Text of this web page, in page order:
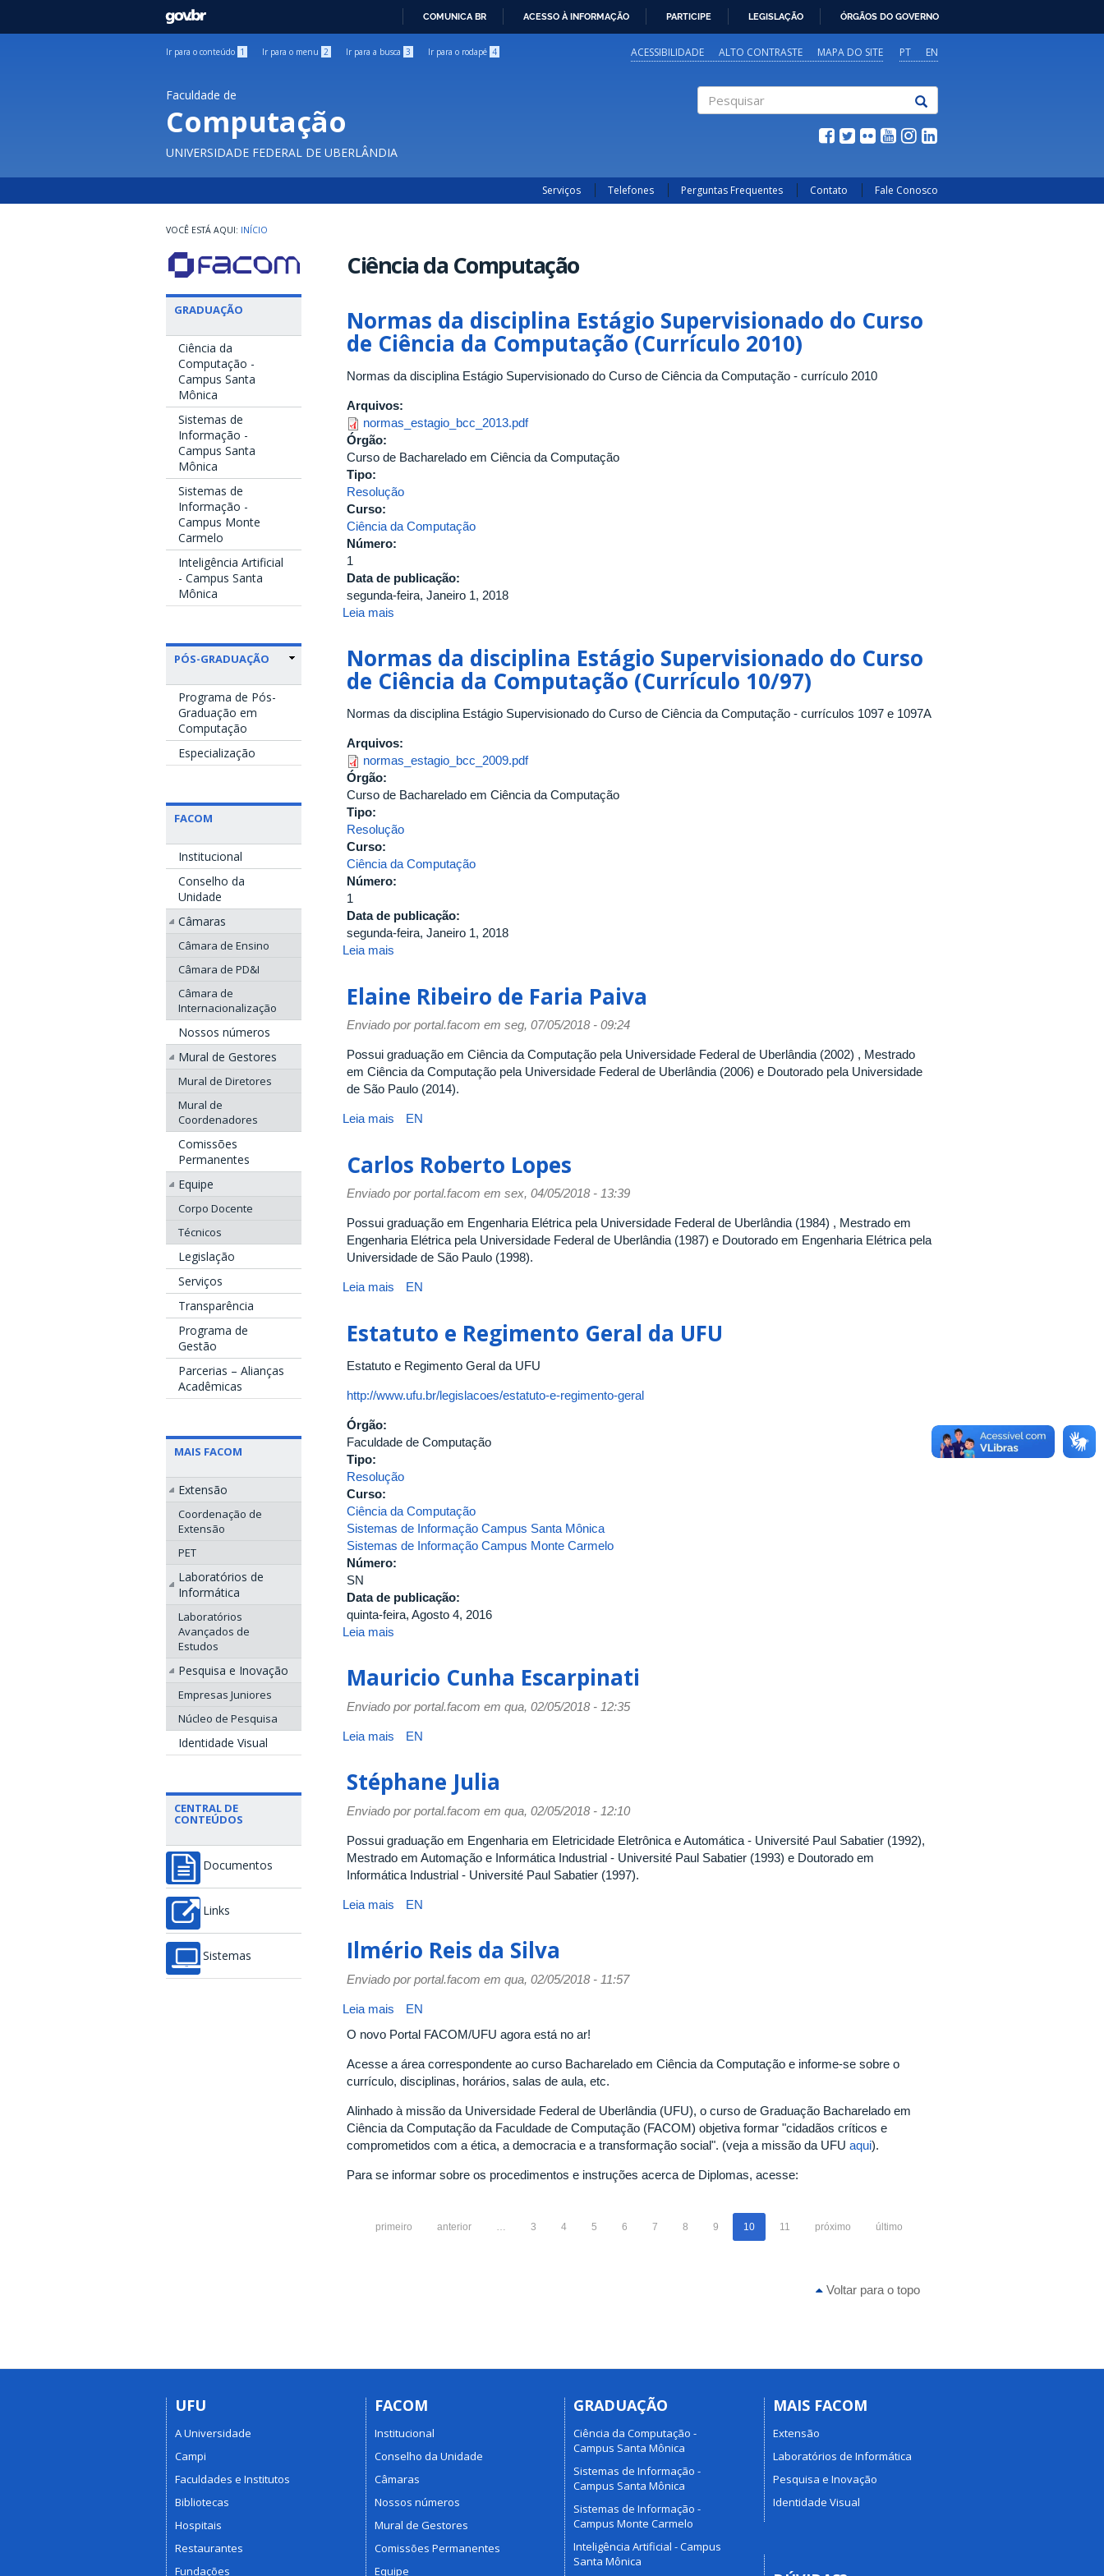
GOVBR
COMUNICA BR ACESSO À INFORMAÇÃO PARTICIPE LEGISLAÇÃO ÓRGÃOS DO GOVERNO
Ir para o conteúdo 1 Ir para o menu 2 Ir para a busca 3 Ir para o rodapé 4 PT EN
ACESSIBILIDADE ALTO CONTRASTE MAPA DO SITE
Faculdade de
Computação
UNIVERSIDADE FEDERAL DE UBERLÂNDIA
Serviços Telefones Perguntas Frequentes Contato Fale Conosco
INÍCIO
GRADUAÇÃO
Ciência da
Computação -
Campus Santa
Mônica
Sistemas de
Informação -
Campus Santa
Mônica
Sistemas de
Informação -
Campus Monte
Carmelo
Inteligência Artificial
- Campus Santa
Mônica
PÓS-GRADUAÇÃO
Programa de Pós-
Graduação em
Computação
Especialização
FACOM
Institucional
Conselho da
Unidade
Câmaras
Câmara de Ensino
Câmara de PD&I
Câmara de
Internacionalização
Nossos números
Mural de Gestores
Mural de Diretores
Mural de
Coordenadores
Comissões
Permanentes
Equipe
Corpo Docente
Técnicos
Legislação
Serviços
Transparência
Programa de
Gestão
Parcerias – Alianças
Acadêmicas
MAIS FACOM
Extensão
Coordenação de
Extensão
PET
Laboratórios de
Informática
Laboratórios
Avançados de
Estudos
Pesquisa e Inovação
Empresas Juniores
Núcleo de Pesquisa
Identidade Visual
CENTRAL DE
CONTEÚDOS
Documentos
Links
Sistemas
Ciência da Computação
Normas da disciplina Estágio Supervisionado do Curso
de Ciência da Computação (Currículo 2010)
Normas da disciplina Estágio Supervisionado do Curso de Ciência da Computação - currículo 2010
Arquivos:
normas_estagio_bcc_2013.pdf
Órgão:
Curso de Bacharelado em Ciência da Computação
Tipo:
Resolução
Curso:
Ciência da Computação
Número:
1
Data de publicação:
segunda-feira, Janeiro 1, 2018
Leia mais
disciplina
Estágio
do
de
Ciência
Computação
2010)
Normas da disciplina Estágio Supervisionado do Curso
de Ciência da Computação (Currículo 10/97)
Normas da disciplina Estágio Supervisionado do Curso de Ciência da Computação - currículos 1097 e 1097A
Arquivos:
normas_estagio_bcc_2009.pdf
Órgão:
Curso de Bacharelado em Ciência da Computação
Tipo:
Resolução
Curso:
Ciência da Computação
Número:
1
Data de publicação:
segunda-feira, Janeiro 1, 2018
Leia mais
disciplina
Estágio
Supervisionado
do
Curso
de
da
(Currículo
10/97)
Elaine Ribeiro de Faria Paiva
Enviado porportal.facom em seg, 07/05/2018 - 09:24
Possui graduação em Ciência da Computação pela Universidade Federal de Uberlândia (2002) , Mestrado
em Ciência da Computação pela Universidade Federal de Uberlândia (2006) e Doutorado pela Universidade
de São Paulo (2014).
Leia mais sobre
de
Paiva
EN
Carlos Roberto Lopes
Enviado porportal.facom em sex, 04/05/2018 - 13:39
Possui graduação em Engenharia Elétrica pela Universidade Federal de Uberlândia (1984) , Mestrado em
Engenharia Elétrica pela Universidade Federal de Uberlândia (1987) e Doutorado em Engenharia Elétrica pela
Universidade de São Paulo (1998).
Leia mais sobre
Lopes
EN
Estatuto e Regimento Geral da UFU
Estatuto e Regimento Geral da UFU
http://www.ufu.br/legislacoes/estatuto-e-regimento-geral
Órgão:
Faculdade de Computação
Tipo:
Resolução
Curso:
Ciência da Computação
Sistemas de Informação Campus Santa Mônica
Sistemas de Informação Campus Monte Carmelo
Número:
SN
Data de publicação:
quinta-feira, Agosto 4, 2016
Leia mais
Regimento
UFU
Mauricio Cunha Escarpinati
Enviado porportal.facom em qua, 02/05/2018 - 12:35
Leia mais sobre
Cunha
Escarpinati
EN
Stéphane Julia
Enviado porportal.facom em qua, 02/05/2018 - 12:10
Possui graduação em Engenharia em Eletricidade Eletrônica e Automática - Université Paul Sabatier (1992),
Mestrado em Automação e Informática Industrial - Université Paul Sabatier (1993) e Doutorado em
Informática Industrial - Université Paul Sabatier (1997).
Leia mais sobre
Julia
EN
Ilmério Reis da Silva
Enviado porportal.facom em qua, 02/05/2018 - 11:57
Leia mais sobre
Reis
da
Silva
EN
O novo Portal FACOM/UFU agora está no ar!
Acesse a área correspondente ao curso Bacharelado em Ciência da Computação e informe-se sobre o
currículo, disciplinas, horários, salas de aula, etc.
Alinhado à missão da Universidade Federal de Uberlândia (UFU), o curso de Graduação Bacharelado em
Ciência da Computação da Faculdade de Computação (FACOM) objetiva formar "cidadãos críticos e
comprometidos com a ética, a democracia e a transformação social". (veja a missão da UFU aqui).
Para se informar sobre os procedimentos e instruções acerca de Diplomas, acesse:
primeiro anterior … 3 4 5 6 7 8 9 10 11 próximo último
Voltar para o topo
UFU
A Universidade
Campi
Faculdades e Institutos
Bibliotecas
Hospitais
Restaurantes
Fundações
FACOM
Institucional
Conselho da Unidade
Câmaras
Nossos números
Mural de Gestores
Comissões Permanentes
Equipe
GRADUAÇÃO
Ciência da Computação -
Campus Santa Mônica
Sistemas de Informação -
Campus Santa Mônica
Sistemas de Informação -
Campus Monte Carmelo
Inteligência Artificial - Campus
Santa Mônica
MAIS FACOM
Extensão
Laboratórios de Informática
Pesquisa e Inovação
Identidade Visual